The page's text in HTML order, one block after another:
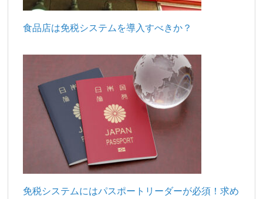
食品店は免税システムを導入すべきか？
免税システムにはパスポートリーダーが必須！求め